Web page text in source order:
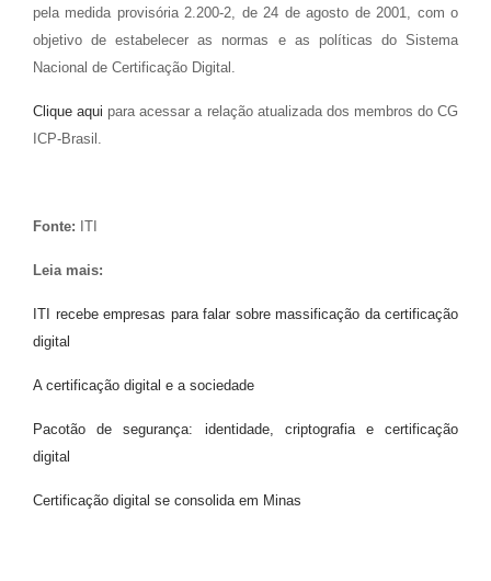
pela medida provisória 2.200-2, de 24 de agosto de 2001, com o
objetivo de estabelecer as normas e as políticas do Sistema
Nacional de Certificação Digital.
Clique aqui para acessar a relação atualizada dos membros do CG
ICP-Brasil.
Fonte: ITI
Leia mais:
ITI recebe empresas para falar sobre massificação da certificação
digital
A certificação digital e a sociedade
Pacotão de segurança: identidade, criptografia e certificação
digital
Certificação digital se consolida em Minas